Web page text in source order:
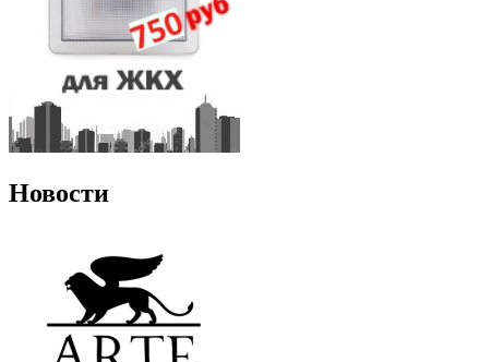
Новости